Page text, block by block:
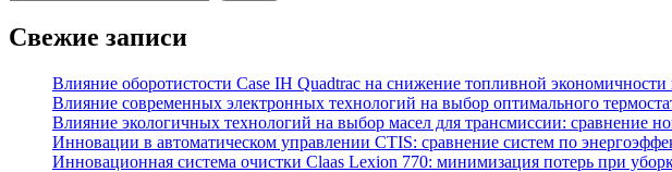
Свежие записи
Влияние оборотистости Case IH Quadtrac на снижение топливной экономичности
Влияние современных электронных технологий на выбор оптимального
Влияние экологичных технологий на выбор масел для трансмиссии: сравнение
Инновации в автоматическом управлении CTIS: сравнение систем по
Инновационная система очистки Claas Lexion 770: минимизация потерь при